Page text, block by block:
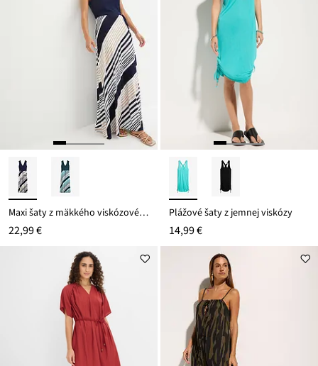
Maxi šaty z mäkkého viskózového mixu
22,99 €
Plážové šaty z jemnej viskózy
14,99 €